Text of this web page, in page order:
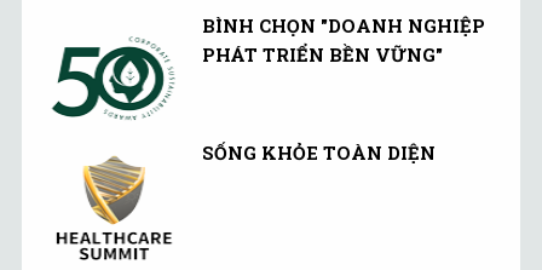
BÌNH CHỌN "DOANH NGHIỆP
PHÁT TRIỂN BỀN VỮNG"
SỐNG KHỎE TOÀN DIỆN